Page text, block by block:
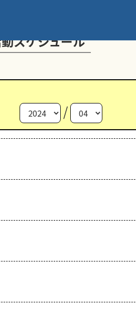
スケジュール
/